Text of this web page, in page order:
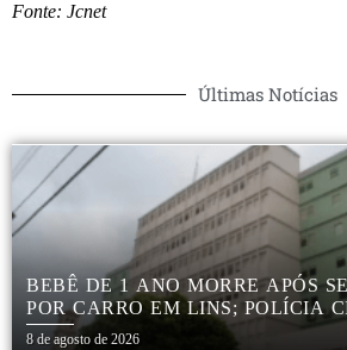
Fonte: Jcnet
Últimas Notícias
BEBÊ DE 1 ANO MORRE APÓS
POR CARRO EM LINS; POLÍCIA
ACIDENTE
8 de agosto de 2026